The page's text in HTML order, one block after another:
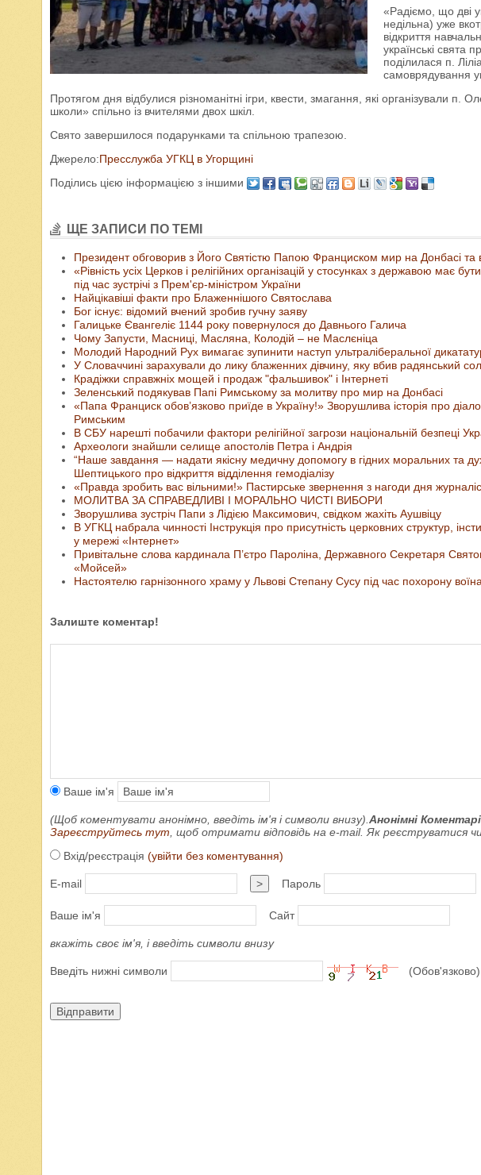
«Радіємо, що дві
недільна) уже
відкриття
українські свята
поділилася п.
самоврядування
Протягом дня відбулися різноманітні ігри, квести, змагання, які організували п.
школи» спільно із вчителями двох шкіл.
Свято завершилося подарунками та спільною трапезою.
Джерело:Пресслужба УГКЦ в Угорщині
Поділись цією інформацією з іншими
ЩЕ ЗАПИСИ ПО ТЕМІ
Президент обговорив з Його Святістю Папою Франциском мир на Донбасі та
«Рівність усіх Церков і релігійних організацій у стосунках з державою має
під час зустрічі з Прем'єр-міністром України
Найцікавіші факти про Блаженнішого Святослава
Бог існує: відомий вчений зробив гучну заяву
Галицьке Євангеліє 1144 року повернулося до Давнього Галича
Чому Запусти, Масниці, Масляна, Колодій – не Маслєніца
Молодий Народний Рух вимагає зупинити наступ ультраліберальної
У Словаччині зарахували до лику блаженних дівчину, яку вбив радянський
Крадіжки справжніх мощей і продаж "фальшивок" і Інтернеті
Зеленський подякував Папі Римському за молитву про мир на Донбасі
«Папа Франциск обов’язково приїде в Україну!» Зворушлива історія про
Римським
В СБУ нарешті побачили фактори релігійної загрози національній безпеці
Археологи знайшли селище апостолів Петра і Андрія
“Наше завдання — надати якісну медичну допомогу в гідних моральних та
Шептицького про відкриття відділення гемодіалізу
«Правда зробить вас вільними!» Пастирське звернення з нагоди дня
МОЛИТВА ЗА СПРАВЕДЛИВІ І МОРАЛЬНО ЧИСТІ ВИБОРИ
Зворушлива зустріч Папи з Лідією Максимович, свідком жахіть Аушвіцу
В УГКЦ набрала чинності Інструкція про присутність церковних структур,
у мережі «Інтернет»
Привітальне слова кардинала П’єтро Пароліна, Державного Секретаря
«Мойсей»
Настоятелю гарнізонного храму у Львові Степану Сусу під час похорону
Залиште коментар!
Ваше ім'я
(Щоб коментувати анонімно, введіть ім'я і символи внизу).Анонімні
Зареєструйтесь тут, щоб отримати відповідь на e-mail. Як реєструватися
Вхід/реєстрація (увійти без коментування)
E-mail > Пароль
Ваше ім'я Сайт
вкажіть своє ім'я, і введіть символи внизу
Введіть нижні символи (Обов'язково)
Відправити